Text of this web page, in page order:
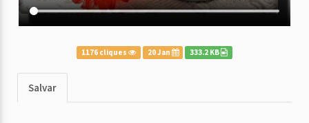
1176 cliques 20 Jan 333.2 KB
Salvar